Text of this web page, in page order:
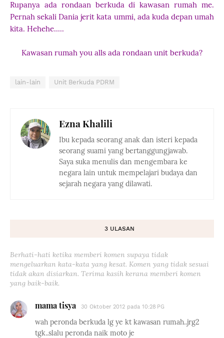
Rupanya ada rondaan berkuda di kawasan rumah me.
Pernah sekali Dania jerit kata ummi, ada kuda depan umah
kita. Hehehe.....
Kawasan rumah you alls ada rondaan unit berkuda?
lain-lain Unit Berkuda PDRM
Ezna Khalili
Ibu kepada seorang anak dan isteri kepada
seorang suami yang bertanggungjawab.
Saya suka menulis dan mengembara ke
negara lain untuk mempelajari budaya dan
sejarah negara yang dilawati.
3 ULASAN
Berhati-hati ketika memberi komen supaya tidak
mengeluarkan kata-kata yang kesat. Komen yang tidak sesuai
tidak akan disiarkan. Terima kasih kerana memberi komen
yang baik-baik.
mama tisya 30 Oktober 2012 pada 10:28 PG
wah peronda berkuda lg ye kt kawasan rumah..jrg2
tgk..slalu peronda naik moto je